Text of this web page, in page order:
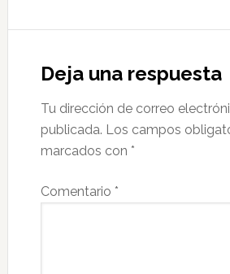
Deja una respuesta
Tu dirección de correo
publicada. Los campos
marcados con *
Comentario *